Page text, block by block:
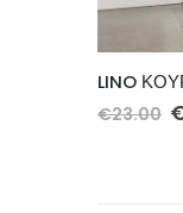
€26.20